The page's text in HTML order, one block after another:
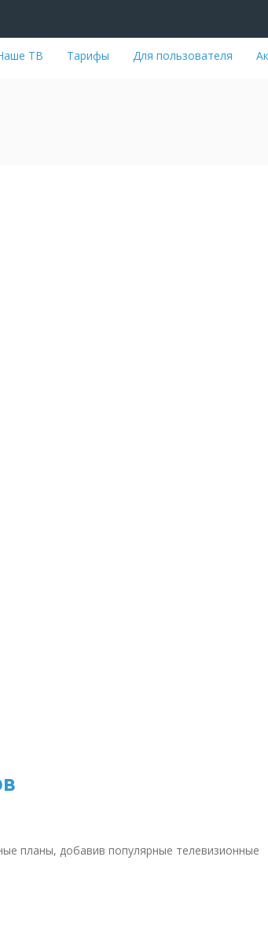
ТВ Тарифы Для пользователя
планы, добавив популярные телевизионные